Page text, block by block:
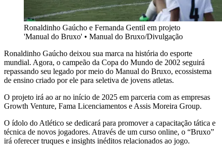
Ronaldinho Gaúcho e Fernanda Gentil em projeto
'Manual do Bruxo' • Manual do Bruxo/Divulgação
Ronaldinho Gaúcho deixou sua marca na história do esporte
mundial. Agora, o campeão da Copa do Mundo de 2002 seguirá
repassando seu legado por meio do Manual do Bruxo, ecossistema
de ensino criado por ele para seletiva de jovens atletas.
O projeto irá ao ar no início de 2025 em parceria com as empresas
Growth Venture, Fama Licenciamentos e Assis Moreira Group.
O ídolo do Atlético se dedicará para promover a capacitação tática e
técnica de novos jogadores. Através de um curso online, o “Bruxo”
irá oferecer truques e insights inéditos relacionados ao jogo.